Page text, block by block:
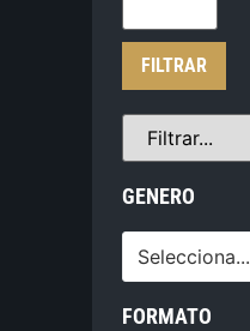
FILTRAR
GENERO
Selecciona...
FORMATO